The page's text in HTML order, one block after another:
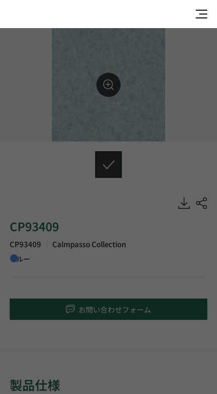
CP93409, Calmpasso, Heterogeneous Sheet, HFLOR
CP93409
CP93409 Calmpasso Collection
ブルー
お問い合わせフォーム
製品仕様